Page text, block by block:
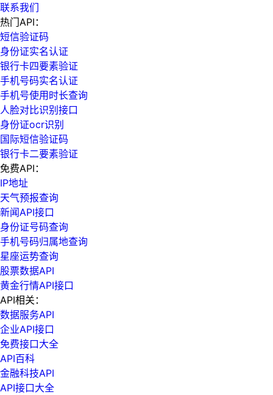
联系我们
热门API：
短信验证码
身份证实名认证
银行卡四要素验证
手机号码实名认证
手机号使用时长查询
人脸对比识别接口
身份证ocr识别
国际短信验证码
银行卡二要素验证
免费API：
IP地址
天气预报查询
新闻API接口
身份证号码查询
手机号码归属地查询
星座运势查询
股票数据API
黄金行情API接口
API相关：
数据服务API
企业API接口
免费接口大全
API百科
金融科技API
API接口大全